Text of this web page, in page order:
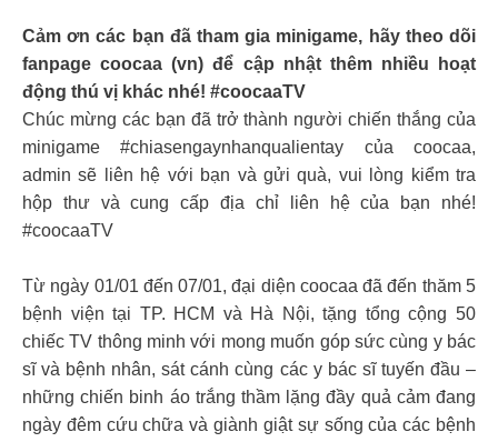
Cảm ơn các bạn đã tham gia minigame, hãy theo dõi
fanpage coocaa (vn) để cập nhật thêm nhiều hoạt
động thú vị khác nhé! #coocaaTV
Chúc mừng các bạn đã trở thành người chiến thắng của
minigame #chiasengaynhanqualientay của coocaa,
admin sẽ liên hệ với bạn và gửi quà, vui lòng kiểm tra
hộp thư và cung cấp địa chỉ liên hệ của bạn nhé!
#coocaaTV
Từ ngày 01/01 đến 07/01, đại diện coocaa đã đến thăm 5
bệnh viện tại TP. HCM và Hà Nội, tặng tổng cộng 50
chiếc TV thông minh với mong muốn góp sức cùng y bác
sĩ và bệnh nhân, sát cánh cùng các y bác sĩ tuyến đầu –
những chiến binh áo trắng thầm lặng đầy quả cảm đang
ngày đêm cứu chữa và giành giật sự sống của các bệnh